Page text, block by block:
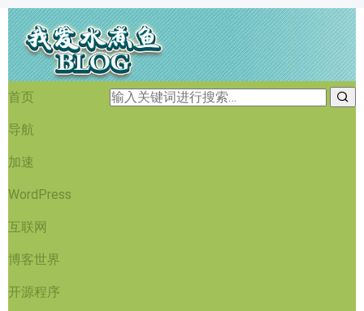
首页
导航
加速
WordPress
互联网
博客世界
开源程序